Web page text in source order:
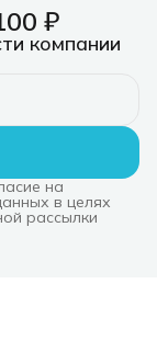
₽
компании
на
в целях
рассылки